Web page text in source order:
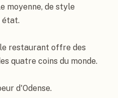
moyenne, de style
état.
restaurant offre des
quatre coins du monde.
d'Odense.